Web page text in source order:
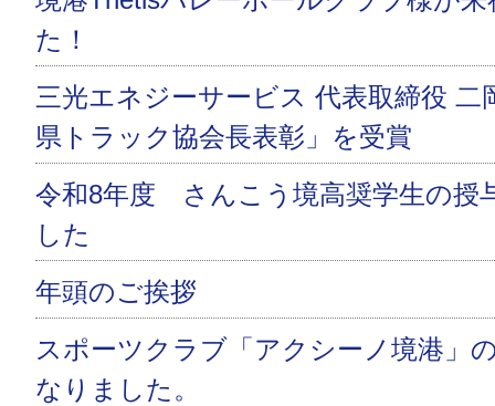
た！
三光エネジーサービス 代表取締役 二
県トラック協会長表彰」を受賞
令和8年度 さんこう境高奨学生の授
した
年頭のご挨拶
スポーツクラブ「アクシーノ境港」
なりました。